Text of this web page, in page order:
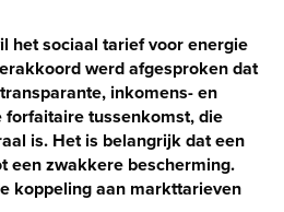
het sociaal tarief voor energie
werd afgesproken dat
inkomens- en
tussenkomst, die
is. Het is belangrijk dat een
een zwakkere bescherming.
koppeling aan markttarieven